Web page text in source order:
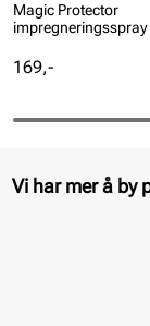
Magic Protector
impregneringsspray
Pris
169,-
Vi har mer å by